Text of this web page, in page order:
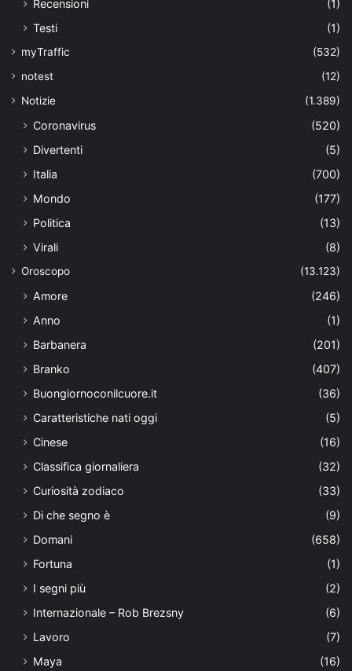
Recensioni
(1)
Testi
(1)
myTraffic
(532)
notest
(12)
Notizie
(1.389)
Coronavirus
(520)
Divertenti
(5)
Italia
(700)
Mondo
(177)
Politica
(13)
Virali
(8)
Oroscopo (13.123)
Amore
(246)
Anno
(1)
Barbanera
(201)
Branko
(407)
Buongiornoconilcuore.it
(36)
Caratteristiche nati oggi
(5)
Cinese
(16)
Classifica giornaliera
(32)
Curiosità zodiaco
(33)
Di che segno è
(9)
Domani
(658)
Fortuna
(1)
I segni più
(2)
Internazionale – Rob Brezsny
(6)
Lavoro
(7)
Maya
(16)